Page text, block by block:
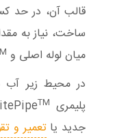
قالب آن، در حد
ساخت، نیاز به
میان لوله اصلی و InSitePipe
در محیط زیر آب
پلیمری InSitePipe TM
جدید یاتعمیر و